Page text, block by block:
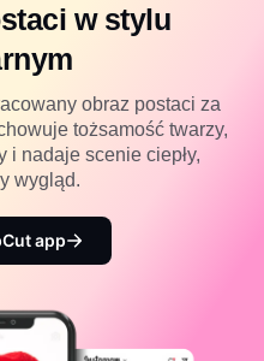
w stylu
obraz postaci za
tożsamość twarzy,
i nadaje scenie ciepły,
wygląd.
app